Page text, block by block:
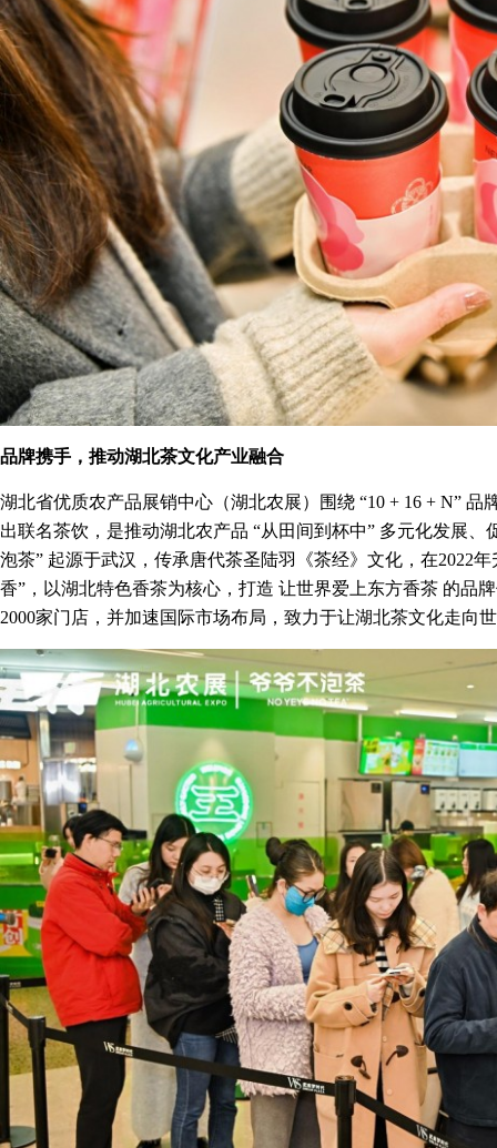
品牌携手，推动湖北茶文化产业融合
湖北省优质农产品展销中心（湖北农展）围绕 “10 + 16 + N”
出联名茶饮，是推动湖北农产品 “从田间到杯中” 多元化发展
泡茶” 起源于武汉，传承唐代茶圣陆羽《茶经》文化，在2022
香”，以湖北特色香茶为核心，打造 让世界爱上东方香茶 的品
2000家门店，并加速国际市场布局，致力于让湖北茶文化走向